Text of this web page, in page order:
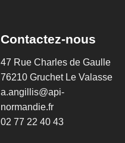
Contactez-nous
47 Rue Charles de Gaulle
76210 Gruchet Le Valasse
a.angillis@api-
normandie.fr
02 77 22 40 43